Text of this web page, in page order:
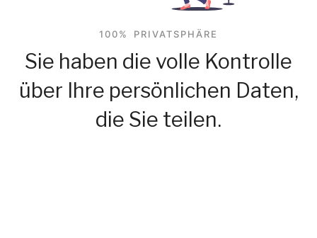
100% PRIVATSPHÄRE
Sie haben die volle Kontrolle
über Ihre persönlichen Daten,
die Sie teilen.